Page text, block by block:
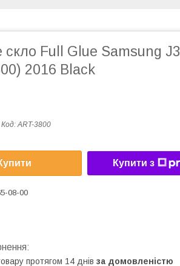
скло Full Glue Samsung J3
2016 Black
Код:ART-3800
Купити з
08-00
протягом 14 днів за домовленістю